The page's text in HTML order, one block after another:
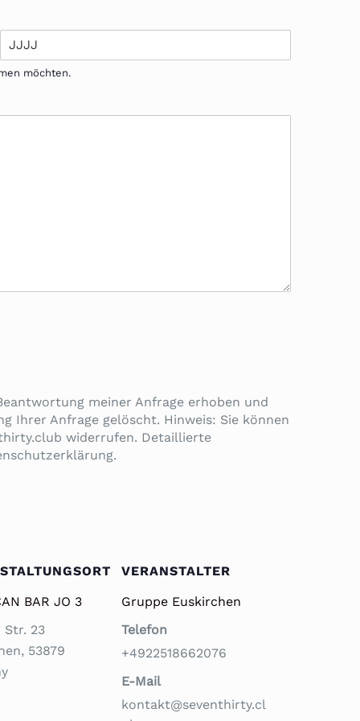
möchten.
meiner Anfrage erhoben und
Ihrer Anfrage gelöscht. Hinweis: Sie können
widerrufen. Detaillierte
BAR JO 3
Str. 23
, 53879
VERANSTALTER
Gruppe Euskirchen
Telefon
+4922518662076
E-Mail
kontakt@seventhirty.cl